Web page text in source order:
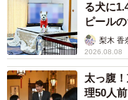
し、翌日改めて買おう
エット中なので控える
さん）。なお、がんも
して冷蔵庫に鎮座して
る犬に
ピール
梨木 香
2026.08.08
太っ腹
理50人